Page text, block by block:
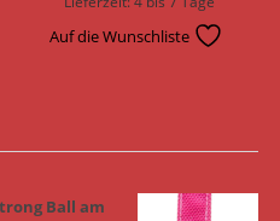
Auf die Wunschliste
Ball am